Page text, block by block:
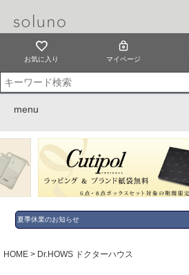
お気に入り マイページ
menu
夏季休業のお知らせ
HOME Dr.HOWS ドクターハウス